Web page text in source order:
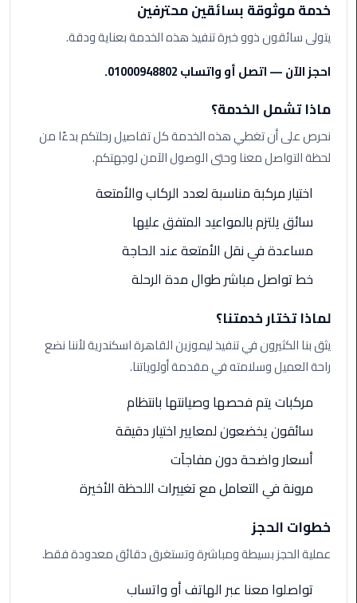
مرسيدس
ايجار
فى
ليموزين
مطار
الجديدة
ليموزين
الاسكندريه
السويس
تاكسي
المطار
الاسكندريه
الشيخ
مطار
ليموزين
مطروح
خدمة موثوقة بسائقين محترفين
يتولى سائقون ذوو خبرة تنفيذ هذه الخدمة بعناية ودقة.
احجز الآن — اتصل أو واتساب 01000948802.
ماذا تشمل الخدمة؟
نحرص على أن تغطي هذه الخدمة كل تفاصيل رحلتكم بدءًا من
لحظة التواصل معنا وحتى الوصول الآمن لوجهتكم.
اختيار مركبة مناسبة لعدد الركاب والأمتعة
سائق يلتزم بالمواعيد المتفق عليها
مساعدة في نقل الأمتعة عند الحاجة
خط تواصل مباشر طوال مدة الرحلة
لماذا تختار خدمتنا؟
يثق بنا الكثيرون في تنفيذ ليموزين القاهرة اسكندرية لأننا نضع
راحة العميل وسلامته في مقدمة أولوياتنا.
مركبات يتم فحصها وصيانتها بانتظام
سائقون يخضعون لمعايير اختيار دقيقة
أسعار واضحة دون مفاجآت
مرونة في التعامل مع تغييرات اللحظة الأخيرة
خطوات الحجز
عملية الحجز بسيطة ومباشرة وتستغرق دقائق معدودة فقط.
تواصلوا معنا عبر الهاتف أو واتساب